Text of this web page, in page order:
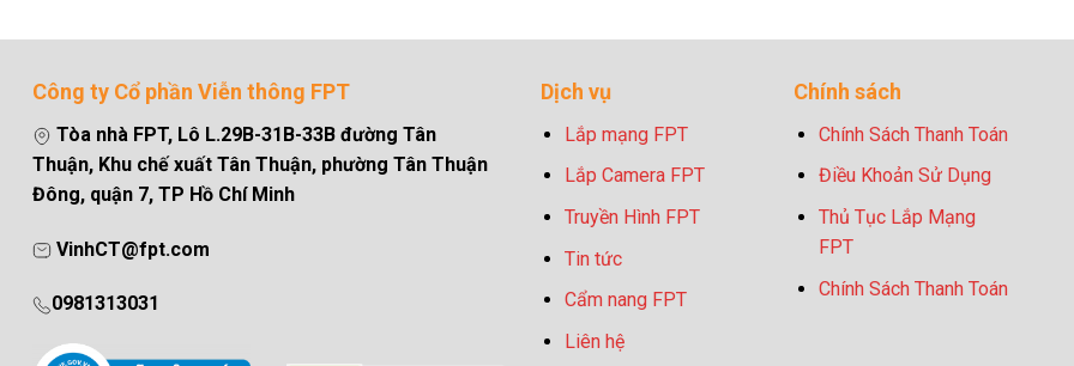
Công ty Cổ phần Viễn thông FPT
Tòa nhà FPT, Lô L.29B-31B-33B đường Tân
Thuận, Khu chế xuất Tân Thuận, phường Tân Thuận
Đông, quận 7, TP Hồ Chí Minh
VinhCT@fpt.com
0981313031
Dịch vụ
Lắp mạng FPT
Lắp Camera FPT
Truyền Hình FPT
Tin tức
Cẩm nang FPT
Liên hệ
Chính sách
Chính Sách Thanh Toán
Điều Khoản Sử Dụng
Thủ Tục Lắp Mạng
FPT
Chính Sách Thanh Toán